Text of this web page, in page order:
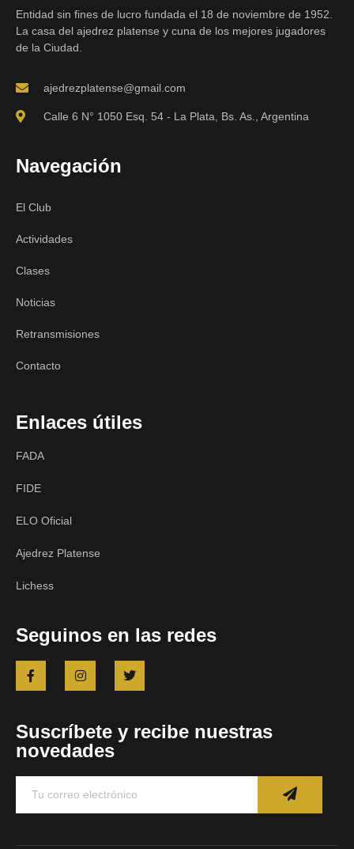
Entidad sin fines de lucro fundada el 18 de noviembre de 1952.
La casa del ajedrez platense y cuna de los mejores jugadores
de la Ciudad.
ajedrezplatense@gmail.com
Calle 6 N° 1050 Esq. 54 - La Plata, Bs. As., Argentina
Navegación
El Club
Actividades
Clases
Noticias
Retransmisiones
Contacto
Enlaces útiles
FADA
FIDE
ELO Oficial
Ajedrez Platense
Lichess
Seguinos en las redes
Suscríbete y recibe nuestras
novedades